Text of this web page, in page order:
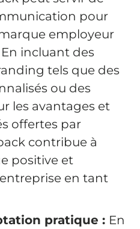
pour
employeur
incluant des
tels que des
ou des
les avantages et
offertes par
contribue à
positive et
en tant
pratique : En